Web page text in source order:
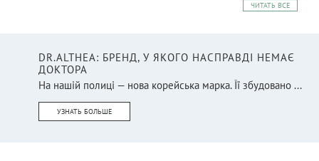
ЧИТАТЬ ВСЕ
DR.ALTHEA: БРЕНД, У ЯКОГО НАСПРАВДІ НЕМАЄ
ДОКТОРА
На нашій полиці — нова корейська марка. Її збудовано ...
УЗНАТЬ БОЛЬШЕ